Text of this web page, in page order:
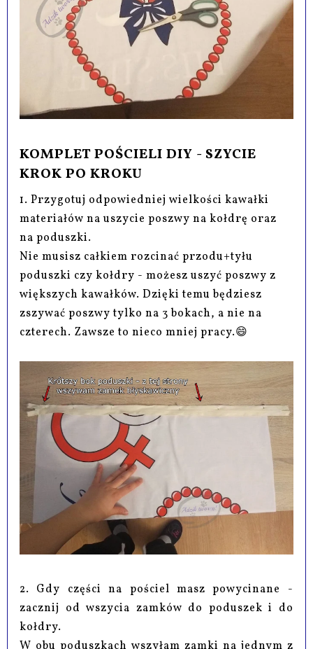
KOMPLET POŚCIELI DIY - SZYCIE
KROK PO KROKU
1. Przygotuj odpowiedniej wielkości kawałki
materiałów na uszycie poszwy na kołdrę oraz
na poduszki.
Nie musisz całkiem rozcinać przodu+tyłu
poduszki czy kołdry - możesz uszyć poszwy z
większych kawałków. Dzięki temu będziesz
zszywać poszwy tylko na 3 bokach, a nie na
czterech. Zawsze to nieco mniej pracy.😄
2. Gdy części na pościel masz powycinane -
zacznij od wszycia zamków do poduszek i do
kołdry.